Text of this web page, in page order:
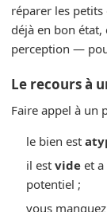
réparer les
déjà en bon
perception —
Le recours à
Faire appel à un
le bien est
il est videet a
potentiel ;
vous